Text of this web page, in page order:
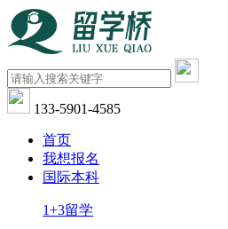
133-5901-4585
首页
我想报名
国际本科
1+3留学